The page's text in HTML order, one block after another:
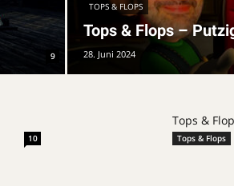
9
TOPS & FLOPS
Tops & Flops –
28. Juni 2024
10
Tops &
Tops & Flops